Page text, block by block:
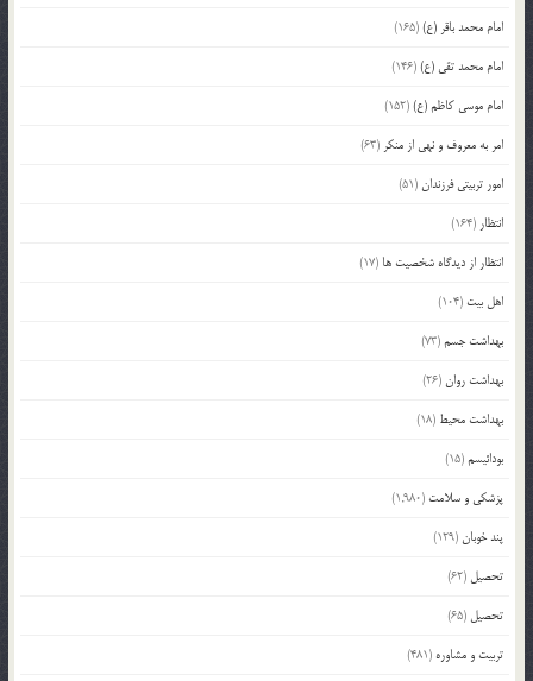
امام محمد باقر (ع)(165)
امام محمد تقی (ع)(146)
امام موسی کاظم (ع)(152)
امر به معروف و نهی از منکر (63)
امور تربیتی فرزندان(51)
انتظار (164)
انتظار از دیدگاه شخصیت ها (17)
اهل بیت (104)
بهداشت جسم(73)
بهداشت روان(26)
بهداشت محیط (18)
بودائیسم(15)
پزشکی و سلامت (1,980)
پند خوبان(129)
تحصیل (62)
تحصیل (65)
تربیت و مشاوره (481)